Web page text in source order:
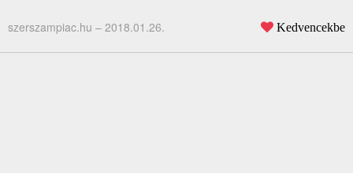
szerszampiac.hu – 2018.01.26. Kedvencekbe